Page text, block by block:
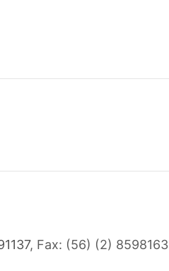
, Fax: (56) (2) 8598163